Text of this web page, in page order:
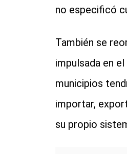
no especificó
También se
impulsada en
municipios
importar,
su propio